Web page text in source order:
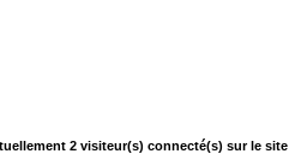
2 visiteur(s) connecté(s) sur le site